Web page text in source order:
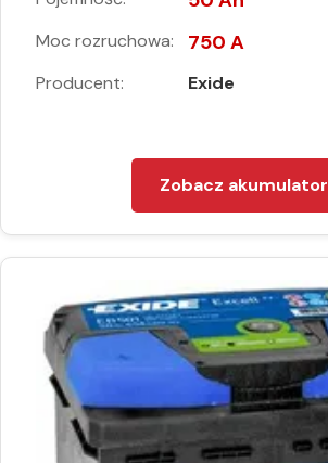
Moc rozruchowa: 750 A
Producent: Exide
Zobacz akumulator